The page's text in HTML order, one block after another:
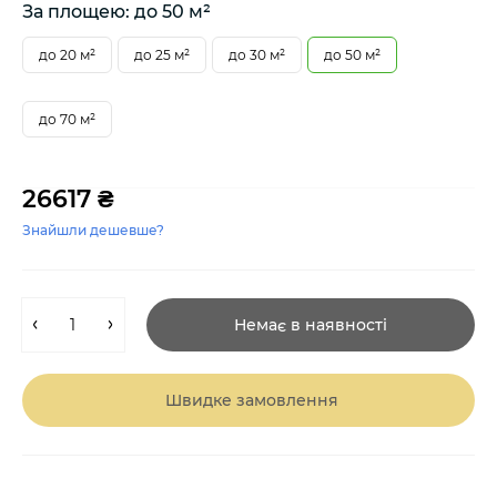
За площею: до 50 м²
до 20 м² до 25 м² до 30 м² до 50 м²
до 70 м²
26617 ₴
Знайшли дешевше?
Немає в наявності
Швидке замовлення